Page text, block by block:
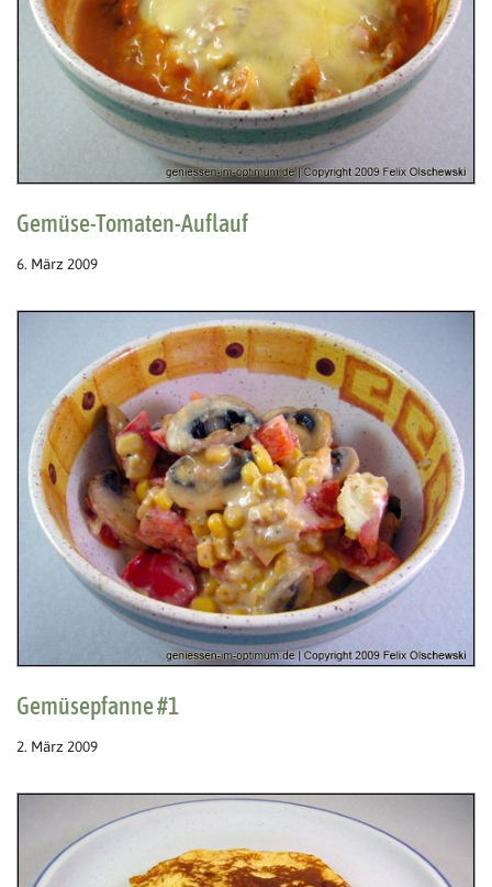
Gemüse-Tomaten-Auflauf
6. März 2009
Gemüsepfanne #1
2. März 2009